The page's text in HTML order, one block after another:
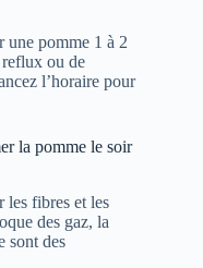
une pomme 1 à 2
reflux ou de
l’horaire pour
la pomme le soir
les fibres et les
des gaz, la
sont des